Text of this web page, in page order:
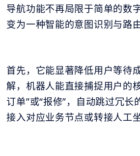
导航功能不再局限于简单的数
变为一种智能的意图识别与路由
首先，它能显著降低用户等待
解，机器人能直接捕捉用户的
订单”或“报修”，自动跳过冗长
接入对应业务节点或转接人工坐